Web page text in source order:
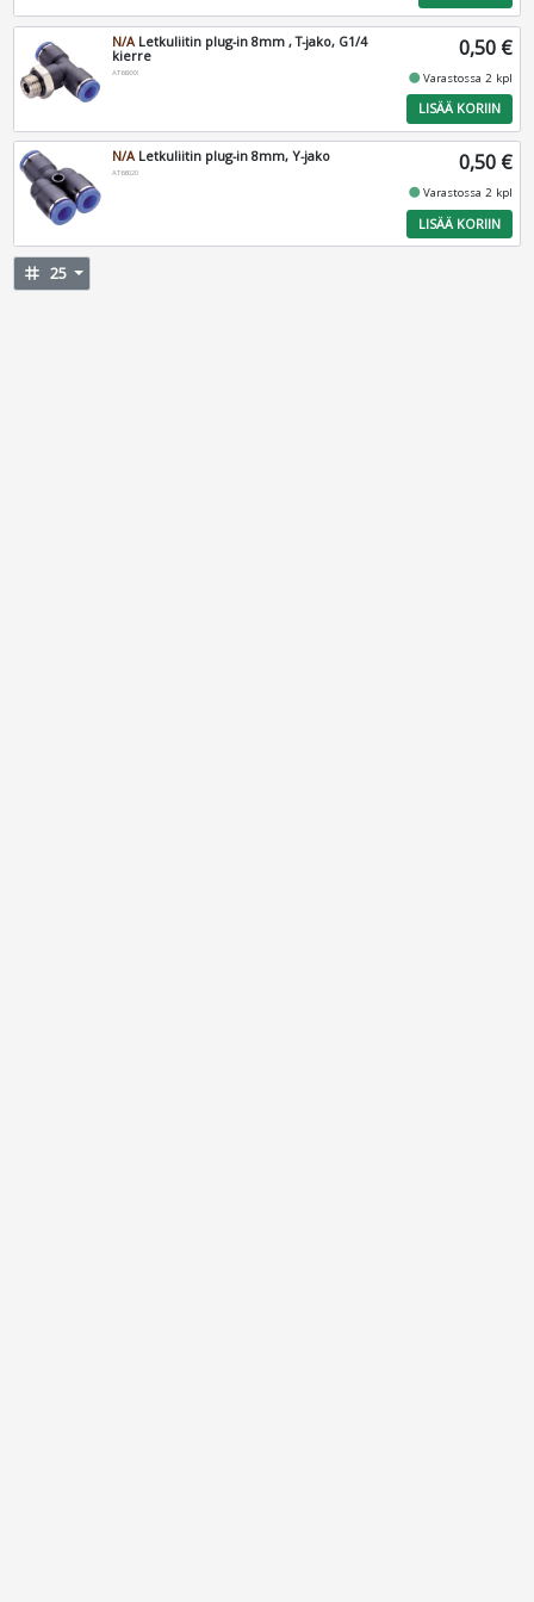
N/A Letkuliitin plug-in 8mm , T-jako, G1/4
kierre
AT66XXX
0,50 €
fiber_manual_recordVarastossa 2 kpl
LISÄÄ KORIIN
N/ALetkuliitin plug-in 8mm, Y-jako
AT66020 0,50 €
fiber_manual_recordVarastossa 2 kpl
LISÄÄ KORIIN
tag 25